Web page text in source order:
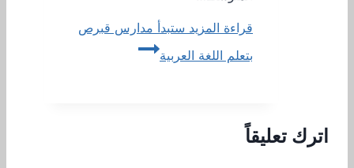
قراءة المزيد ستبدأ مدارس قبرص
بتعلم اللغة العربية
اترك تعليقاً